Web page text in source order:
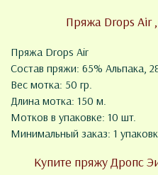
Пряжа Drops Air
Пряжа Drops Air
Состав пряжи: 65% Альпака,
Вес мотка: 50 гр.
Длина мотка: 150 м.
Мотков в упаковке: 10 шт.
Минимальный заказ: 1
Купите пряжу Дропс